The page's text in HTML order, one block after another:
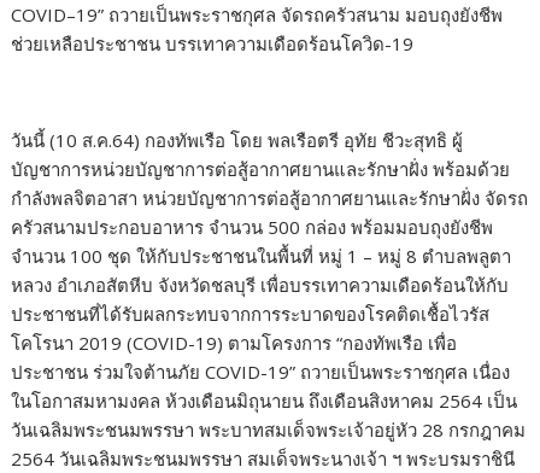
COVID–19” ถวายเป็นพระราชกุศล จัดรถครัวสนาม มอบถุงยังชีพ
ช่วยเหลือประชาชน บรรเทาความเดือดร้อนโควิด-19
วันนี้ (10 ส.ค.64) กองทัพเรือ โดย พลเรือตรี อุทัย ชีวะสุทธิ ผู้
บัญชาการหน่วยบัญชาการต่อสู้อากาศยานและรักษาฝั่ง พร้อมด้วย
กำลังพลจิตอาสา หน่วยบัญชาการต่อสู้อากาศยานและรักษาฝั่ง จัดรถ
ครัวสนามประกอบอาหาร จำนวน 500 กล่อง พร้อมมอบถุงยังชีพ
จำนวน 100 ชุด ให้กับประชาชนในพื้นที่ หมู่ 1 – หมู่ 8 ตำบลพลูตา
หลวง อำเภอสัตหีบ จังหวัดชลบุรี เพื่อบรรเทาความเดือดร้อนให้กับ
ประชาชนที่ได้รับผลกระทบจากการระบาดของโรคติดเชื้อไวรัส
โคโรนา 2019 (COVID-19) ตามโครงการ “กองทัพเรือ เพื่อ
ประชาชน ร่วมใจต้านภัย COVID-19” ถวายเป็นพระราชกุศล เนื่อง
ในโอกาสมหามงคล ห้วงเดือนมิถุนายน ถึงเดือนสิงหาคม 2564 เป็น
วันเฉลิมพระชนมพรรษา พระบาทสมเด็จพระเจ้าอยู่หัว 28 กรกฎาคม
2564 วันเฉลิมพระชนมพรรษา สมเด็จพระนางเจ้า ฯ พระบรมราชินี